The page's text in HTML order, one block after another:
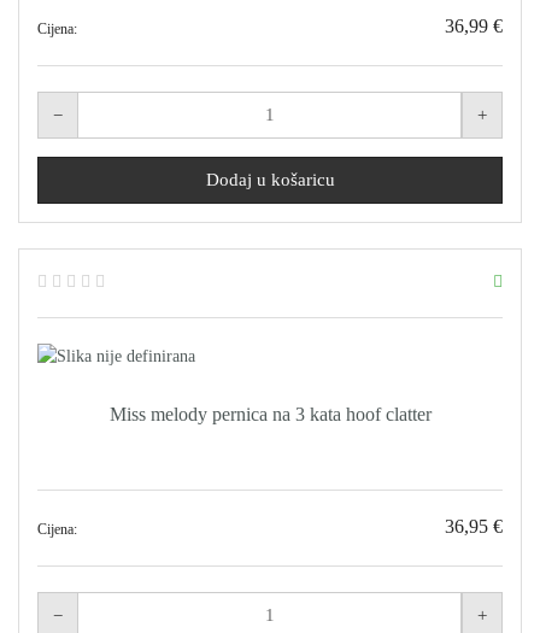
Cijena: 36,99 €
Miss melody pernica na 3 kata hoof clatter
Cijena: 36,95 €